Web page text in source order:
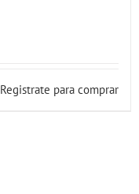
Registrate para comprar